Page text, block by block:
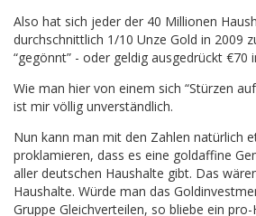
Also hat sich jeder der 40 Millionen
durchschnittlich 1/10 Unze Gold in 2009
“gegönnt” - oder geldig ausgedrückt €70
Wie man hier von einem sich “Stürzen
ist mir völlig unverständlich.
Nun kann man mit den Zahlen natürlich
proklamieren, dass es eine goldaffine
aller deutschen Haushalte gibt. Das
Haushalte. Würde man das
Gruppe Gleichverteilen, so bliebe ein